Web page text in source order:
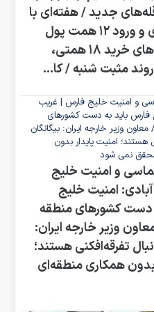
جدید / هفته‌ای با
رشد ۷ درصدی و ورود ۱۲ همت پول
حقیقی؛ صف‌ های خرید ۱۸ همتی،
مثبت شنبه / کا...
و امنیت خلیج
امنیت خلیج
دست کشورهای منطقه
وزیر خارجه ایران:
تفرقه‌افکنی هستند؛
بدون همکاری منطقه‌ای